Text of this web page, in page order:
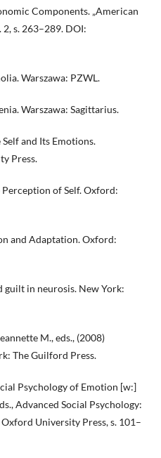
Components. „American
2, s. 263–289. DOI:
Warszawa: PZWL.
Warszawa: Sagittarius.
and Its Emotions.
Press.
Perception of Self. Oxford:
and Adaptation. Oxford:
guilt in neurosis. New York:
M., eds., (2008)
The Guilford Press.
Psychology of Emotion [w:]
Advanced Social Psychology:
University Press, s. 101–